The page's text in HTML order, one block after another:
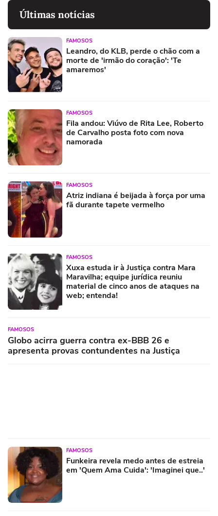
Últimas notícias
FAMOSOS
Leandro, do KLB, perde o chão com a
morte de 'irmão do coração': 'Te
amaremos'
FAMOSOS
Fila andou: Viúvo de Rita Lee, Roberto
de Carvalho posta foto com nova
namorada
FAMOSOS
Atriz indiana é beijada à força por uma
fã durante tapete vermelho
FAMOSOS
Xuxa estuda ir à Justiça contra Mara
Maravilha; equipe jurídica reuniu
material de cinco anos de ataques na
web; entenda!
FAMOSOS
Globo acirra guerra contra ex-BBB 26 e
apresenta provas contundentes na Justiça
FAMOSOS
Funkeira revela medo antes de estreia
em 'Quem Ama Cuida': 'Imaginei que..'